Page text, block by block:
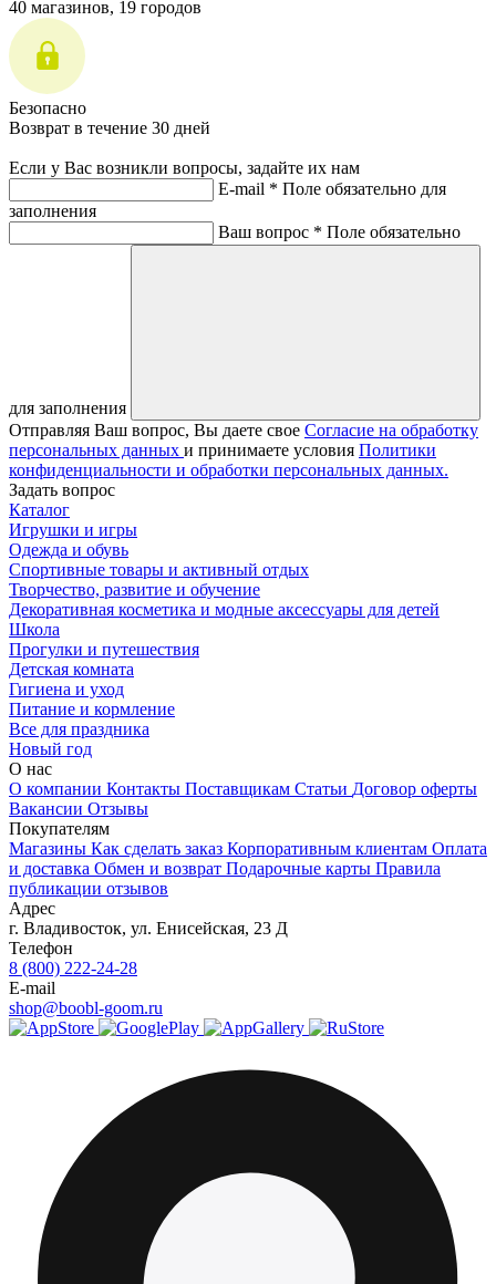
40 магазинов, 19 городов
Безопасно
Возврат в течение 30 дней
Если у Вас возникли вопросы, задайте их нам
E-mail * Поле обязательно для
заполнения
Ваш вопрос * Поле обязательно
для заполнения
Отправляя Ваш вопрос, Вы даете свое Согласие на обработку
персональных данных и принимаете условия Политики
конфиденциальности и обработки персональных данных.
Задать вопрос
Каталог
Игрушки и игры
Одежда и обувь
Спортивные товары и активный отдых
Творчество, развитие и обучение
Декоративная косметика и модные аксессуары для детей
Школа
Прогулки и путешествия
Детская комната
Гигиена и уход
Питание и кормление
Все для праздника
Новый год
О нас
О компании Контакты Поставщикам Статьи Договор оферты
Вакансии Отзывы
Покупателям
Магазины Как сделать заказ Корпоративным клиентам Оплата
и доставка Обмен и возврат Подарочные карты Правила
публикации отзывов
Адрес
г. Владивосток, ул. Енисейская, 23 Д
Телефон
8 (800) 222-24-28
E-mail
shop@boobl-goom.ru